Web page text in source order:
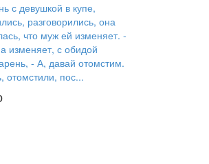
с девушкой в купе,
разговорились, она
что муж ей изменяет. -
изменяет, с обидой
- А, давай отомстим.
отомстили, пос...